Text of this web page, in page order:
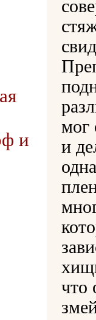
и
мог
и
что